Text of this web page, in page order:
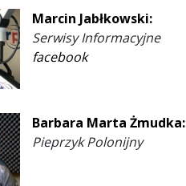
Marcin Jabłkowski:
Serwisy Informacyjne
facebook
Barbara Marta Żmudka:
Pieprzyk Polonijny